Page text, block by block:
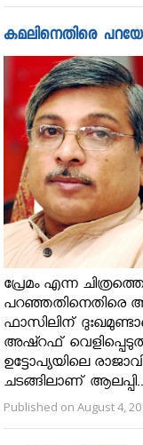
കമലിനെതിരെ
പ്രേമം എന്ന
പറഞ്ഞതിനെതിരെ
ഫാസിലിന്
അഷ്റഫ്
ഉട്ടോപ്യയിലെ
ചടങ്ങിലാണ്
Published on August 4,